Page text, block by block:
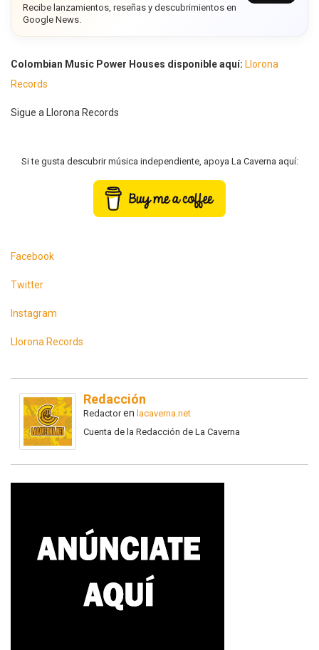
Recibe lanzamientos, reseñas y descubrimientos en
Google News.
Colombian Music Power Houses disponible aquí: Llorona
Records
Sigue a Llorona Records
Si te gusta descubrir música independiente, apoya La Caverna aquí:
Facebook
Twitter
Instagram
Llorona Records
Redacción
Redactoren lacaverna.net
Cuenta de la Redacción de La Caverna